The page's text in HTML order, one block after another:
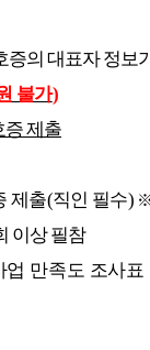
의 대표자 정보
불가)
증 제출
제출(직인 필수)
이상 필참
업 만족도 조사